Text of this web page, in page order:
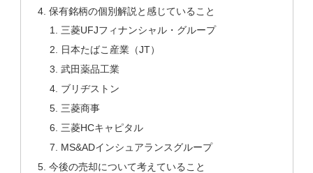
保有銘柄の個別解説と感じていること
三菱UFJフィナンシャル・グループ
日本たばこ産業（JT）
武田薬品工業
ブリヂストン
三菱商事
三菱HCキャピタル
MS&ADインシュアランスグループ
今後の売却について考えていること